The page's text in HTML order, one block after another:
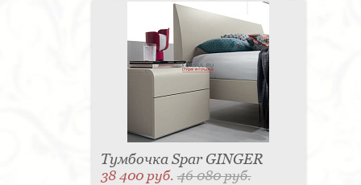
Тумбочка Spar GINGER
38 400 руб.46 080 руб.